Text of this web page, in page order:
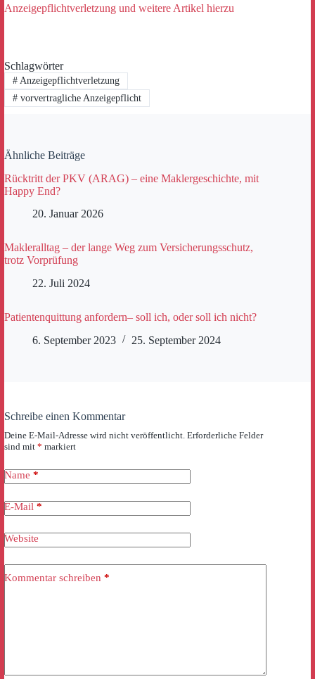
Anzeigepflichtverletzung und weitere Artikel hierzu
Schlagwörter
#Anzeigepflichtverletzung
#vorvertragliche Anzeigepflicht
Ähnliche Beiträge
Rücktritt der PKV (ARAG) – eine Maklergeschichte, mit
Happy End?
20. Januar 2026
Makleralltag – der lange Weg zum Versicherungsschutz,
trotz Vorprüfung
22. Juli 2024
Patientenquittung anfordern– soll ich, oder soll ich nicht?
6. September 2023
25. September 2024
Schreibe einen Kommentar
Deine E-Mail-Adresse wird nicht veröffentlicht. Erforderliche Felder
sind mit * markiert
Name *
E-Mail *
Website
Kommentar schreiben *